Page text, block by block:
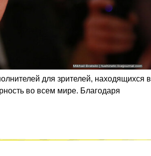
для зрителей, находящихся в
во всем мире. Благодаря